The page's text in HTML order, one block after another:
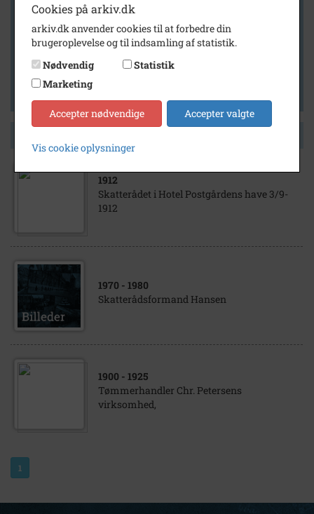
Vis kun med billeder
Vis kun med filmklip
Vis kun med kilder
1912
Skatterådet i Hotel Postgårdens have 3/9-
1912
1970 - 1980
Skatterådsformand Hansen
1900 - 1925
Tømmerhandler Chr. Petersens
virksomhed,
1
Cookies på arkiv.dk
arkiv.dk anvender cookies til at forbedre din
brugeroplevelse og til indsamling af statistik.
Nødvendig
Statistik
Marketing
Accepter nødvendige Accepter valgte
Vis cookie oplysninger